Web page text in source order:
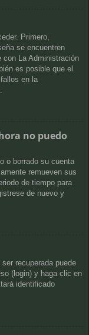
Primero,
se encuentren
La Administración
es posible que el
en la
no puedo
o borrado su cuenta
remueven sus
de tiempo para
de nuevo y
recuperada puede
(login) y haga clic en
identificado